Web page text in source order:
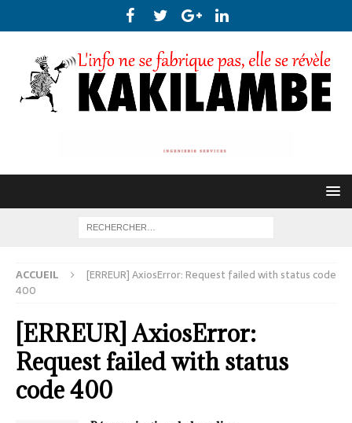
ACCUEIL
[ERREUR] AxiosError: Request failed with status code
400
[ERREUR] AxiosError:
Request failed with status
code 400